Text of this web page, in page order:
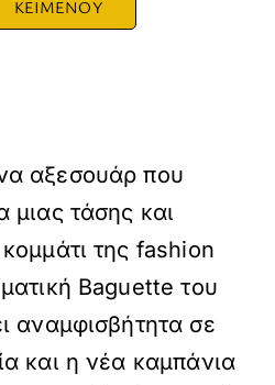
ΚΕΙΜΕΝΟΥ
αξεσουάρ που
μιας τάσης και
της fashion
Baguette του
αναμφισβήτητα σε
και η νέα καμπάνια